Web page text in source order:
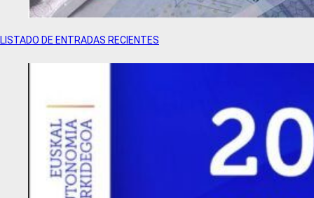
LISTADO DE ENTRADAS RECIENTES